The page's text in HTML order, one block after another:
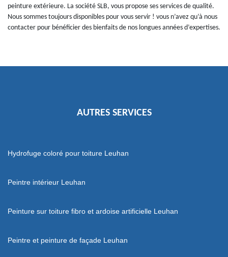
peinture extérieure. La société SLB, vous propose ses services de qualité.
Nous sommes toujours disponibles pour vous servir ! vous n’avez qu’à nous
contacter pour bénéficier des bienfaits de nos longues années d’expertises.
AUTRES SERVICES
Hydrofuge coloré pour toiture Leuhan
Peintre intérieur Leuhan
Peinture sur toiture fibro et ardoise artificielle Leuhan
Peintre et peinture de façade Leuhan